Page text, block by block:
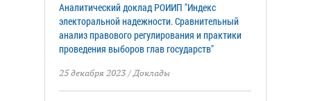
Аналитический доклад РОИИП "Индекс
электоральной надежности. Сравнительный
анализ правового регулирования и практики
проведения выборов глав государств"
25 декабря 2023 /Доклады